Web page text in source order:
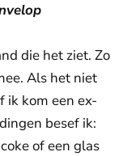
die het ziet. Zo
Als het niet
ik kom een ex-
besef ik:
of een glas